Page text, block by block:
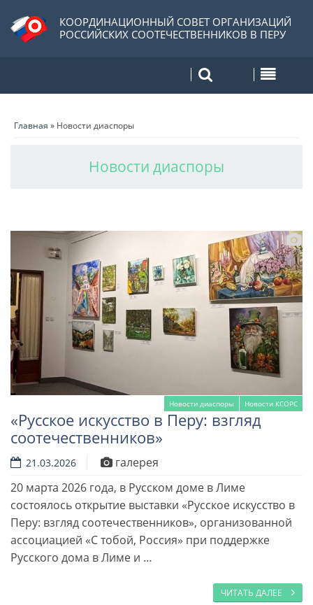
КООРДИНАЦИОННЫЙ СОВЕТ ОРГАНИЗАЦИЙ
РОССИЙСКИХ СООТЕЧЕСТВЕННИКОВ В ПЕРУ
Главная » Новости диаспоры
Новости диаспоры
Новости диаспоры Новости КСОРС
«Русское искусство в Перу: взгляд
соотечественников»
21.03.2026
галерея
20 марта 2026 года, в Русском доме в Лиме
состоялось открытие выставки «Русское искусство в
Перу: взгляд соотечественников», организованной
ассоциацией «С тобой, Россия» при поддержке
Русского дома в Лиме и …
ЧИТАТЬ ДАЛЕЕ